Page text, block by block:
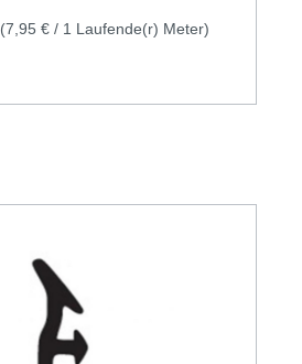
(7,95 € / 1 Laufende(r) Meter)